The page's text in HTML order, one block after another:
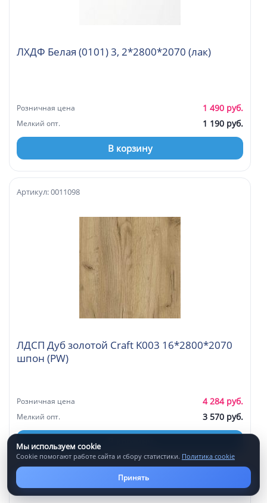
ЛХДФ Белая (0101) 3, 2*2800*2070 (лак)
Розничная цена 1 490 руб.
Мелкий опт. 1 190 руб.
В корзину
ЛДСП Дуб золотой Craft K003 16*2800*2070
шпон (PW)
Артикул: 0011098
Розничная цена 4 284 руб.
Мелкий опт. 3 570 руб.
Артикул: 0012333
Мы используем cookie
Cookie помогают работе сайта и сбору статистики. Политика cookie
Принять